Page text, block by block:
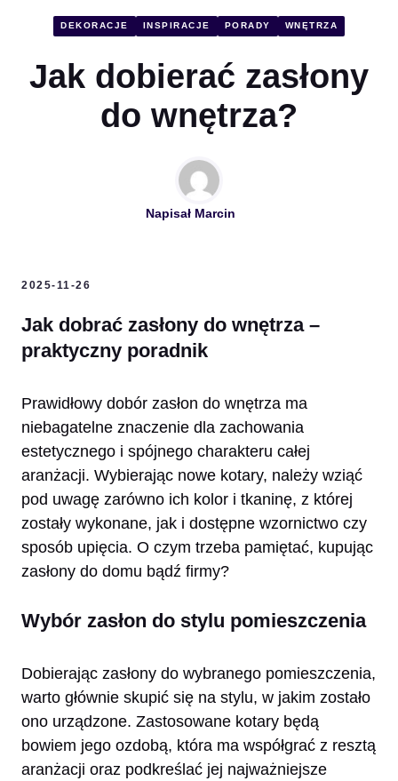
DEKORACJE INSPIRACJE PORADY WNĘTRZA
Jak dobierać zasłony
do wnętrza?
Napisał Marcin
2025-11-26
Jak dobrać zasłony do wnętrza –
praktyczny poradnik
Prawidłowy dobór zasłon do wnętrza ma
niebagatelne znaczenie dla zachowania
estetycznego i spójnego charakteru całej
aranżacji. Wybierając nowe kotary, należy wziąć
pod uwagę zarówno ich kolor i tkaninę, z której
zostały wykonane, jak i dostępne wzornictwo czy
sposób upięcia. O czym trzeba pamiętać, kupując
zasłony do domu bądź firmy?
Wybór zasłon do stylu pomieszczenia
Dobierając zasłony do wybranego pomieszczenia,
warto głównie skupić się na stylu, w jakim zostało
ono urządzone. Zastosowane kotary będą
bowiem jego ozdobą, która ma współgrać z resztą
aranżacji oraz podkreślać jej najważniejsze